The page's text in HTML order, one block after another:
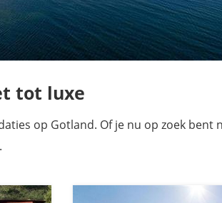
tot luxe
op Gotland. Of je nu op zoek bent